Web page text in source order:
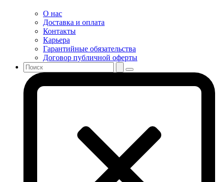
О нас
Доставка и оплата
Контакты
Карьера
Гарантийные обязательства
Договор публичной оферты